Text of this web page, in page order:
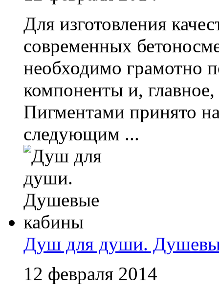
Для изготовления
современных
необходимо грамотно
компоненты и,
Пигментами принято
следующим ...
Душ для души.
12 февраля 2014